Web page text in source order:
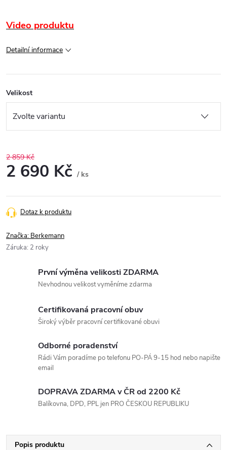
Video produktu
Detailní informace
Velikost
2 859 Kč
2 690 Kč / ks
cena:
Dotaz k produktu
Značka: Berkemann
Záruka: 2 roky
První výměna velikosti ZDARMA
Nevhodnou velikost vyměníme zdarma
Certifikovaná pracovní obuv
Široký výběr pracovní certifikované obuvi
Odborné poradenství
Rádi Vám poradíme po telefonu PO-PÁ 9-15 hod nebo napište
email
DOPRAVA ZDARMA v ČR od 2200 Kč
Balíkovna, DPD, PPL jen PRO ČESKOU REPUBLIKU
Popis produktu